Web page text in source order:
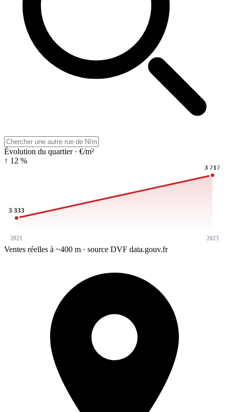
Évolution du quartier · €/m²
↑ 12 %
3 333
2021
3 717
2023
Ventes réelles à ~400 m · source DVF data.gouv.fr